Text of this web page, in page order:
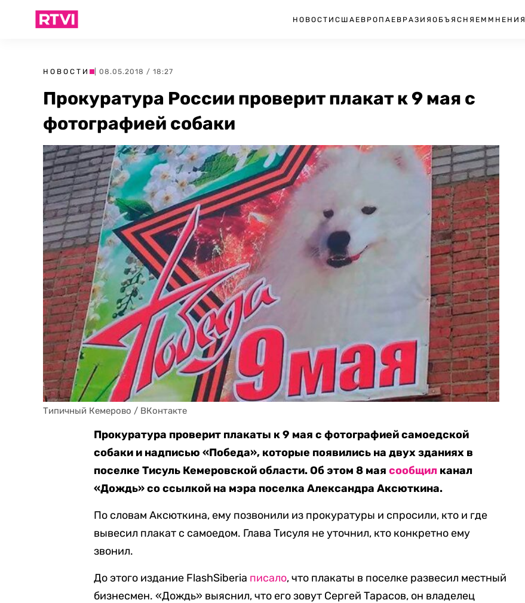
НОВОСТИ США ЕВРОПА ЕВРАЗИЯ ОБЪЯСНЯЕМ МНЕНИЯ
НОВОСТИ | 08.05.2018 / 18:27
Прокуратура России проверит плакат к 9 мая с
фотографией собаки
Типичный Кемерово / ВКонтакте
Прокуратура проверит плакаты к 9 мая с фотографией самоедской
собаки и надписью «Победа», которые появились на двух зданиях в
поселке Тисуль Кемеровской области. Об этом 8 маясообщил канал
«Дождь» со ссылкой на мэра поселка Александра Аксюткина.
По словам Аксюткина, ему позвонили из прокуратуры и спросили, кто и где
вывесил плакат с самоедом. Глава Тисуля не уточнил, кто конкретно ему
звонил.
До этого издание FlashSiberia писало, что плакаты в поселке развесил местный
бизнесмен. «Дождь» выяснил, что его зовут Сергей Тарасов, он владелец